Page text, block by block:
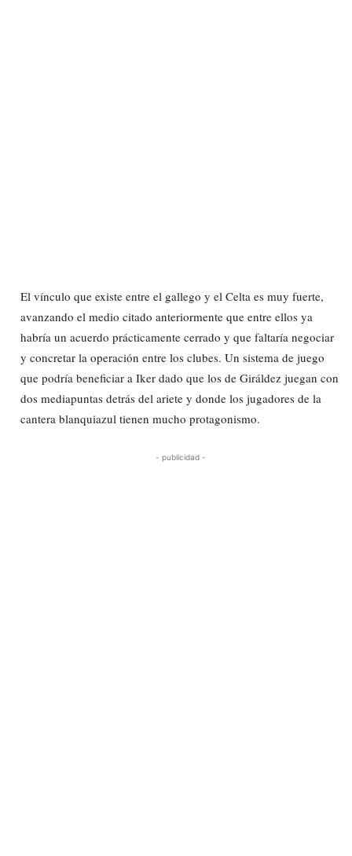
El vínculo que existe entre el gallego y el Celta es muy fuerte,
avanzando el medio citado anteriormente que entre ellos ya
habría un acuerdo prácticamente cerrado y que faltaría negociar
y concretar la operación entre los clubes. Un sistema de juego
que podría beneficiar a Iker dado que los de Giráldez juegan con
dos mediapuntas detrás del ariete y donde los jugadores de la
cantera blanquiazul tienen mucho protagonismo.
- publicidad -